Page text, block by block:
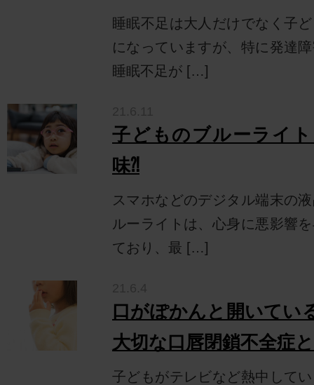
睡眠不足は大人だけでなく子
になっていますが、特に発達
睡眠不足が […]
子どものブルーライ
味⁈
スマホなどのデジタル端末の
ルーライトは、心身に悪影響
ており、最 […]
口がぽかんと開いてい
大切な口唇閉鎖不全症
子どもがテレビなど熱中して